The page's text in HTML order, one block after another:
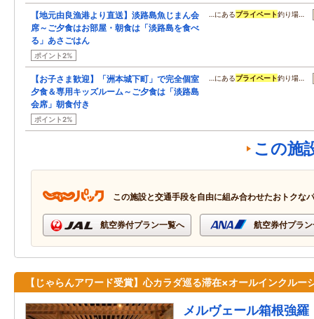
【地元由良漁港より直送】淡路島魚じまん会
席～ご夕食はお部屋・朝食は「淡路島を食べ
る」あさごはん
ポイント2%
…にあるプライベート釣り場…
【お子さま歓迎】「洲本城下町」で完全個室
夕食＆専用キッズルーム～ご夕食は「淡路島
会席」朝食付き
ポイント2%
…にあるプライベート釣り場…
この施
この施設と交通手段を自由に組み合わせたおトクな
航空券付プラン一覧へ 航空券付プラ
【じゃらんアワード受賞】心カラダ巡る滞在×オールインクルー
メルヴェール箱根強羅